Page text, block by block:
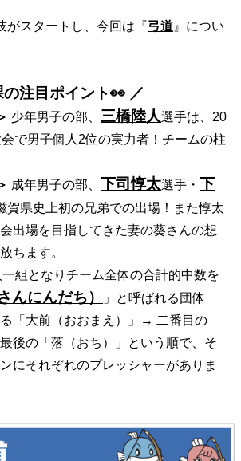
がスタートし、今回は『弓道 』につい
注目ポイント👀 ／
少年男子の部、 三橋陸人選手は、20
で男子個人2位の実力者！チームの柱
成年男子の部、 下司惇太選手・ 下
賀県史上初の兄弟での出場！ また惇太
出場を目指してきた妻の葵さんの想
ち ます。
組となりチーム全体の合計的中数を
んにんだち） 」
と呼ばれる団体
「大前（おおまえ）」→ 二番目の
最後の「落（おち）」という順で、そ
にそれぞれのプレッシャーがありま